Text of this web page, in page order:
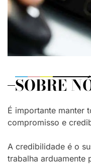
SOBRE
É importante manter
compromisso e
A credibilidade é o
trabalha arduamente